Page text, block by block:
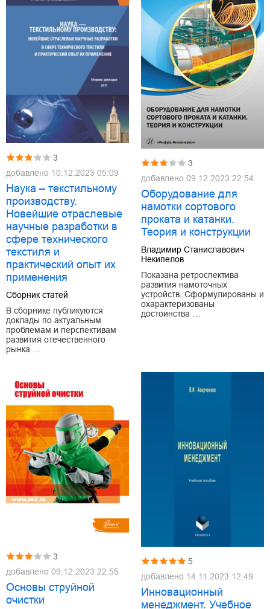
3
добавлено 10.12.2023 05:09
Наука – текстильному
производству.
Новейшие отраслевые
научные разработки в
сфере технического
текстиля и
практический опыт их
применения
Сборник статей
В сборнике публикуются
доклады по актуальным
проблемам и перспективам
развития отечественного
рынка …
3
добавлено 09.12.2023 22:54
Оборудование для
намотки сортового
проката и катанки.
Теория и конструкции
Владимир Станиславович
Некипелов
Показана ретроспектива
развития намоточных
устройств. Сформулированы и
охарактеризованы
достоинства …
3
добавлено 09.12.2023 22:55
Основы струйной
очистки
5
добавлено 14.11.2023 12:49
Инновационный
менеджмент. Учебное